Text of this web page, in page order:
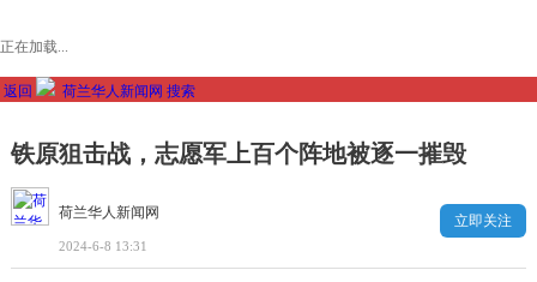
正在加载...
返回 荷兰华人新闻网 搜索
铁原狙击战，志愿军上百个阵地被逐一摧毁
荷兰华人新闻网
2024-6-8 13:31
立即关注